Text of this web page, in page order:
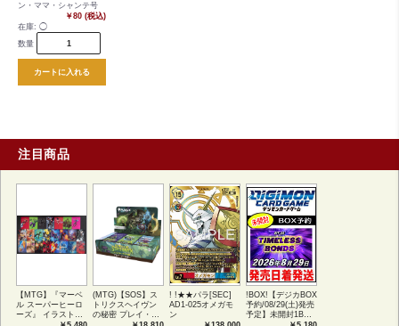
ン・ママ・シャンテ号
￥80 (税込)
在庫: ◯
数量
カートに入れる
注目商品
【MTG】『マーベ
ル スーパーヒーロ
ーズ』 イラストコ
レクション 54種コ
(MTG)【SOS】ス
トリクスヘイヴン
の秘密 プレイ・ブ
ースター1BOX日本
! !★★パラ[SEC]
AD1-025オメガモ
ン
!BOX!【デジカBOX
予約/08/29(土)発売
予定】未開封1BOX